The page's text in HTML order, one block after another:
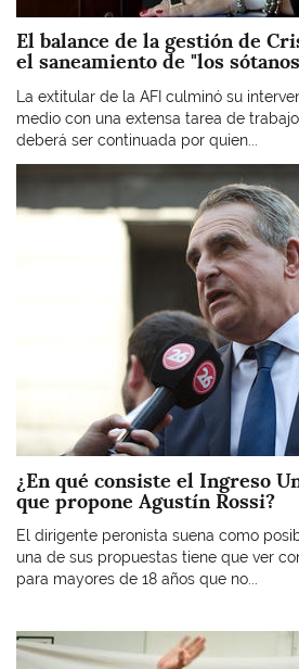
El balance de la gestión de
el saneamiento de "los
La extitular de la AFI culminó su
medio con una extensa tarea de
deberá ser continuada por quien...
¿En qué consiste el Ingreso
que propone Agustín Rossi?
El dirigente peronista suena como
una de sus propuestas tiene que ver
para mayores de 18 años que no...
Imagen